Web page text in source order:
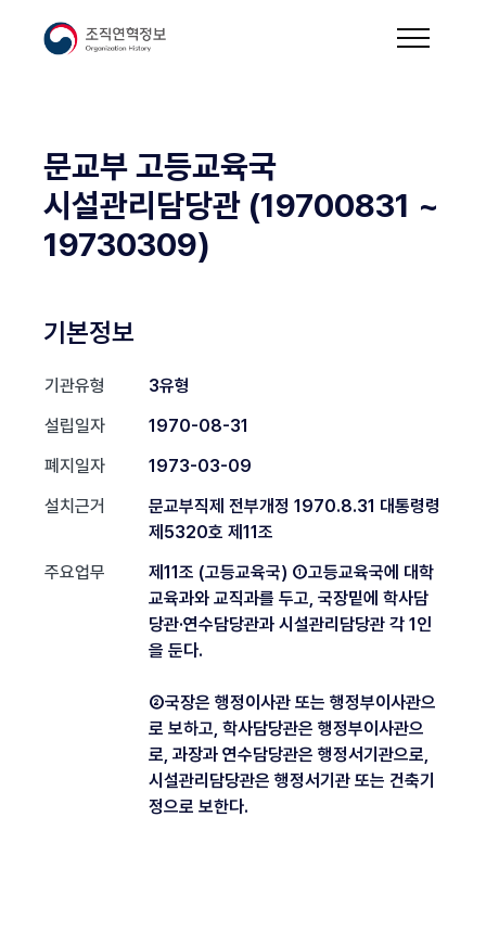
문교부 고등교육국
시설관리담당관 (19700831 ~
19730309)
기본정보
기관유형
3유형
설립일자
1970-08-31
폐지일자
1973-03-09
설치근거
문교부직제 전부개정 1970.8.31 대통령령
제5320호 제11조
주요업무
제11조 (고등교육국) ①고등교육국에 대학
교육과와 교직과를 두고, 국장밑에 학사담
당관·연수담당관과 시설관리담당관 각 1인
을 둔다.
②국장은 행정이사관 또는 행정부이사관으
로 보하고, 학사담당관은 행정부이사관으
로, 과장과 연수담당관은 행정서기관으로,
시설관리담당관은 행정서기관 또는 건축기
정으로 보한다.